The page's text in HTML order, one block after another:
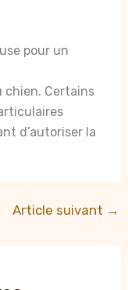
pour un
chien. Certains
d’autoriser la
Article suivant →